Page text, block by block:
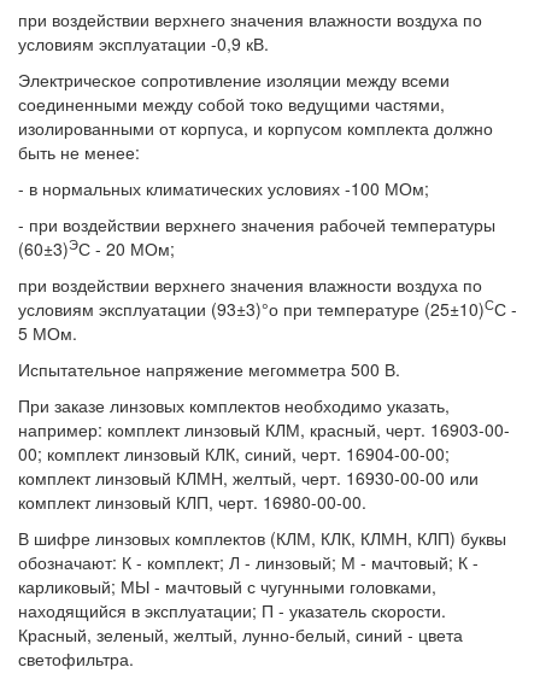
при воздействии верхнего значения влажности воздуха по
условиям эксплуатации -0,9 кВ.
Электрическое сопротивление изоляции между всеми
соединенными между собой токо ведущими частями,
изолированными от корпуса, и корпусом комплекта должно
быть не менее:
- в нормальных климатических условиях -100 МОм;
- при воздействии верхнего значения рабочей температуры
(60±3)ЭС - 20 МОм;
при воздействии верхнего значения влажности воздуха по
условиям эксплуатации (93±3)°о при температуре (25±10)СС -
5 МОм.
Испытательное напряжение мегомметра 500 В.
При заказе линзовых комплектов необходимо указать,
например: комплект линзовый КЛМ, красный, черт. 16903-00-
00; комплект линзовый КЛК, синий, черт. 16904-00-00;
комплект линзовый КЛМН, желтый, черт. 16930-00-00 или
комплект линзовый КЛП, черт. 16980-00-00.
В шифре линзовых комплектов (КЛМ, КЛК, КЛМН, КЛП) буквы
обозначают: К - комплект; Л - линзовый; М - мачтовый; К -
карликовый; МЫ - мачтовый с чугунными головками,
находящийся в эксплуатации; П - указатель скорости.
Красный, зеленый, желтый, лунно-белый, синий - цвета
светофильтра.